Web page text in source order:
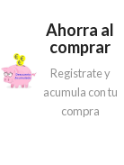
Ahorra al
comprar
Registrate y
acumula con tu
compra